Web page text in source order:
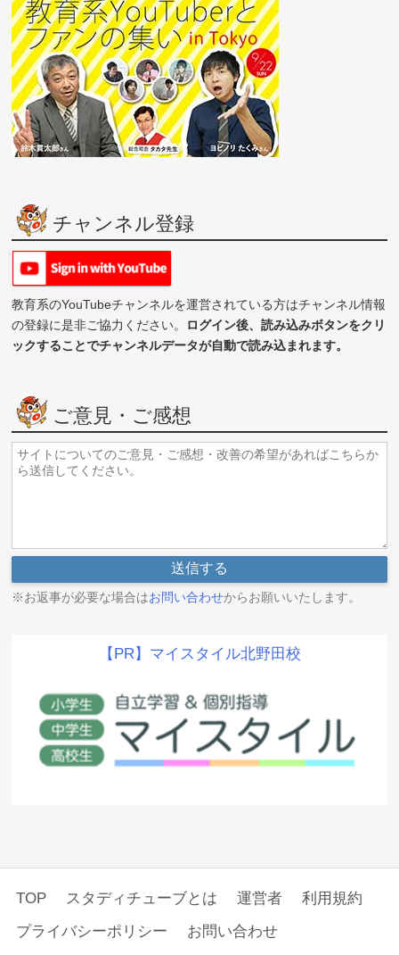
チャンネル登録
教育系のYouTubeチャンネルを運営されている方はチャンネル情報
の登録に是非ご協力ください。 ログイン後、読み込みボタンをクリ
ックすることでチャンネルデータが自動で読み込まれます。
ご意見・ご感想
※お返事が必要な場合はお問い合わせからお願いいたします。
【PR】マイスタイル北野田校
TOP スタディチューブとは 運営者
利用規約
プライバシーポリシー
お問い合わせ